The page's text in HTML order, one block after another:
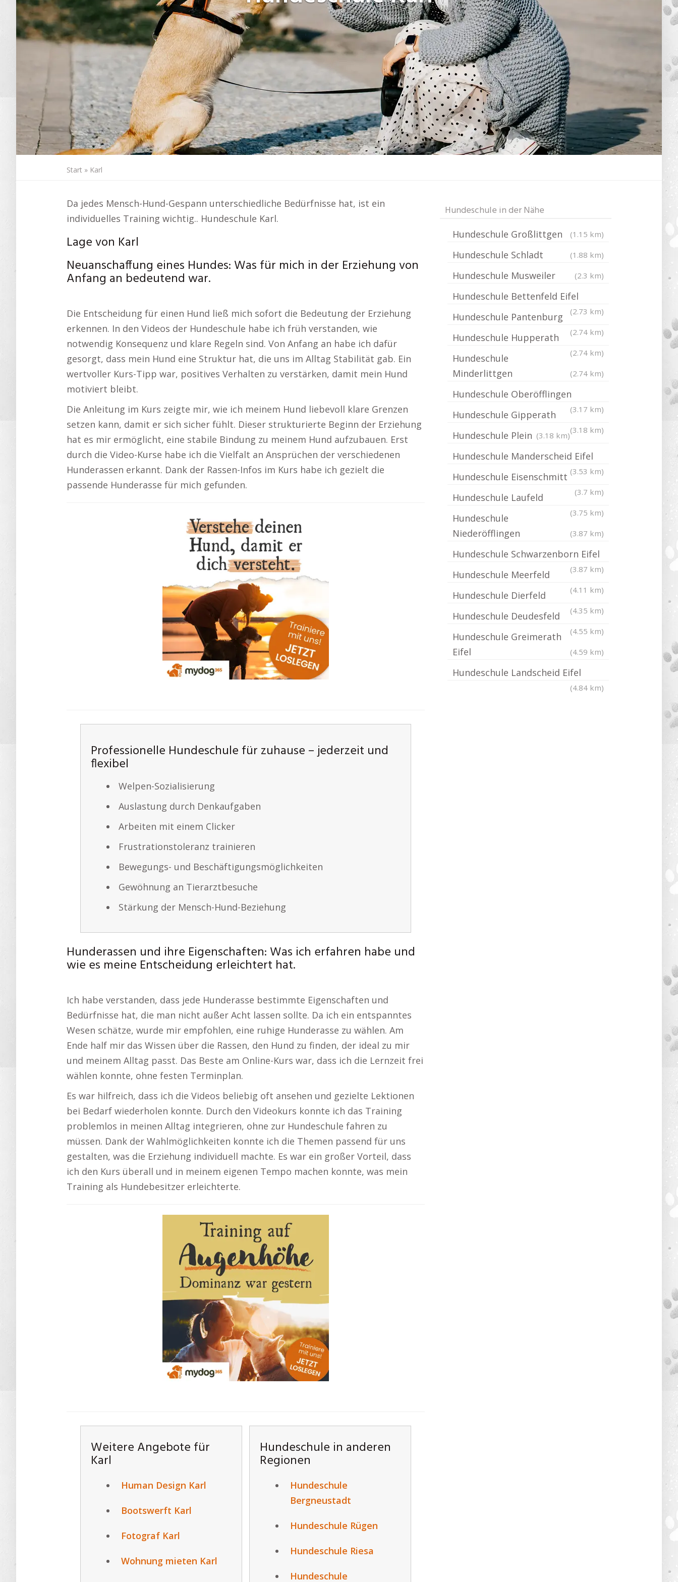
Start » Karl
Da jedes Mensch-Hund-Gespann unterschiedliche Bedürfnisse hat, ist ein
individuelles Training wichtig.. Hundeschule Karl.
Lage von Karl
Neuanschaffung eines Hundes: Was für mich in der Erziehung von
Anfang an bedeutend war.
Die Entscheidung für einen Hund ließ mich sofort die Bedeutung der Erziehung
erkennen. In den Videos der Hundeschule habe ich früh verstanden, wie
notwendig Konsequenz und klare Regeln sind. Von Anfang an habe ich dafür
gesorgt, dass mein Hund eine Struktur hat, die uns im Alltag Stabilität gab. Ein
wertvoller Kurs-Tipp war, positives Verhalten zu verstärken, damit mein Hund
motiviert bleibt.
Die Anleitung im Kurs zeigte mir, wie ich meinem Hund liebevoll klare Grenzen
setzen kann, damit er sich sicher fühlt. Dieser strukturierte Beginn der Erziehung
hat es mir ermöglicht, eine stabile Bindung zu meinem Hund aufzubauen. Erst
durch die Video-Kurse habe ich die Vielfalt an Ansprüchen der verschiedenen
Hunderassen erkannt. Dank der Rassen-Infos im Kurs habe ich gezielt die
passende Hunderasse für mich gefunden.
Professionelle Hundeschule für zuhause – jederzeit und
flexibel
Welpen-Sozialisierung
Auslastung durch Denkaufgaben
Arbeiten mit einem Clicker
Frustrationstoleranz trainieren
Bewegungs- und Beschäftigungsmöglichkeiten
Gewöhnung an Tierarztbesuche
Stärkung der Mensch-Hund-Beziehung
Hunderassen und ihre Eigenschaften: Was ich erfahren habe und
wie es meine Entscheidung erleichtert hat.
Ich habe verstanden, dass jede Hunderasse bestimmte Eigenschaften und
Bedürfnisse hat, die man nicht außer Acht lassen sollte. Da ich ein entspanntes
Wesen schätze, wurde mir empfohlen, eine ruhige Hunderasse zu wählen. Am
Ende half mir das Wissen über die Rassen, den Hund zu finden, der ideal zu mir
und meinem Alltag passt. Das Beste am Online-Kurs war, dass ich die Lernzeit frei
wählen konnte, ohne festen Terminplan.
Es war hilfreich, dass ich die Videos beliebig oft ansehen und gezielte Lektionen
bei Bedarf wiederholen konnte. Durch den Videokurs konnte ich das Training
problemlos in meinen Alltag integrieren, ohne zur Hundeschule fahren zu
müssen. Dank der Wahlmöglichkeiten konnte ich die Themen passend für uns
gestalten, was die Erziehung individuell machte. Es war ein großer Vorteil, dass
ich den Kurs überall und in meinem eigenen Tempo machen konnte, was mein
Training als Hundebesitzer erleichterte.
Weitere Angebote für
Karl
Human Design Karl
Bootswerft Karl
Fotograf Karl
Wohnung mieten Karl
Hundeschule in anderen
Regionen
Hundeschule
Bergneustadt
Hundeschule Rügen
Hundeschule Riesa
Hundeschule
Hundeschule in der Nähe
Hundeschule Großlittgen (1.15 km)
Hundeschule Schladt (1.88 km)
Hundeschule Musweiler (2.3 km)
Hundeschule Bettenfeld Eifel
(2.73 km)
Hundeschule Pantenburg
(2.74 km)
Hundeschule Hupperath
(2.74 km)
Hundeschule
Minderlittgen
(2.74 km)
Hundeschule Oberöfflingen
(3.17 km)
Hundeschule Gipperath
(3.18 km)
Hundeschule Plein (3.18 km)
Hundeschule Manderscheid Eifel
(3.53 km)
Hundeschule Eisenschmitt
(3.7 km)
Hundeschule Laufeld
(3.75 km)
Hundeschule
Niederöfflingen
(3.87 km)
Hundeschule Schwarzenborn Eifel
(3.87 km)
Hundeschule Meerfeld
(4.11 km)
Hundeschule Dierfeld
(4.35 km)
Hundeschule Deudesfeld
(4.55 km)
Hundeschule Greimerath
Eifel
(4.59 km)
Hundeschule Landscheid Eifel
(4.84 km)